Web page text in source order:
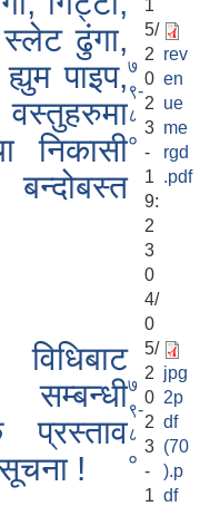
ढुंगा,
पाइप,
निकासी
७
९-
८
०
1
5/
2
0
2
3
-
1
9:
2
3
rev
en
ue
me
rgd
.pdf
प्रस्ताव
!
७
९-
८
०
0
4/
0
5/
2
0
2
3
-
1
jpg
2p
df
(70
).p
df